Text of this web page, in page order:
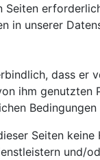
in unserer
dass er
ihm
Seiten